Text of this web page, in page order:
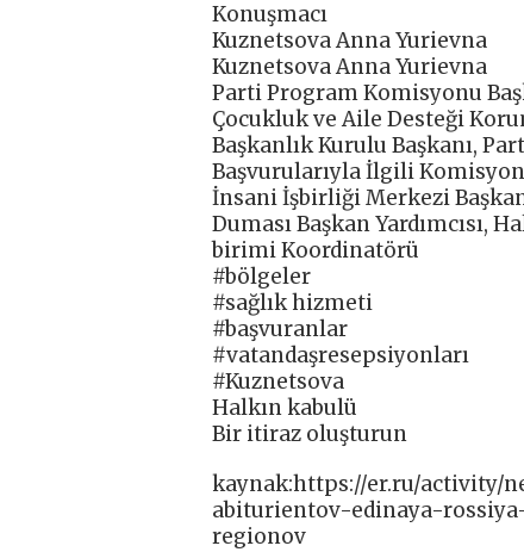
Konuşmacı
Kuznetsova Anna Yurievna
Kuznetsova Anna Yurievna
Parti Program Komisyonu
Çocukluk ve Aile Desteği
Başkanlık Kurulu Başkanı,
Başvurularıyla İlgili
İnsani İşbirliği Merkezi
Duması Başkan Yardımcısı,
birimi Koordinatörü
#bölgeler
#sağlık hizmeti
#başvuranlar
#vatandaşresepsiyonları
#Kuznetsova
Halkın kabulü
Bir itiraz oluşturun
kaynak:https://er.ru/activity/
abiturientov-edinaya-
regionov